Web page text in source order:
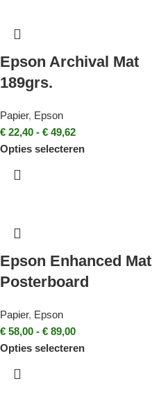
Epson Archival Mat
189grs.
Papier, Epson
€ 22,40 - € 49,62
Opties selecteren
Epson Enhanced Mat
Posterboard
Papier, Epson
€ 58,00 - € 89,00
Opties selecteren